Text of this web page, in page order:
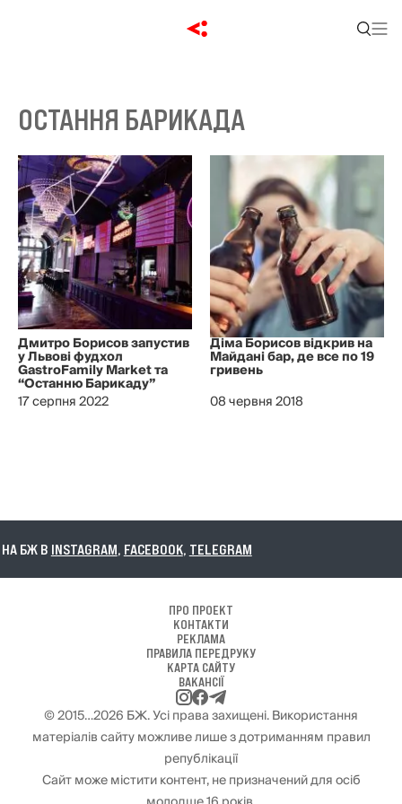
ОСТАННЯ БАРИКАДА
Дмитро Борисов запустив
у Львові фудхол
GastroFamily Market та
“Останню Барикаду”
17 серпня 2022
Діма Борисов відкрив на
Майдані бар, де все по 19
гривень
08 червня 2018
БЖ В INSTAGRAM,FACEBOOK,TELEGRAM
ПРО ПРОЕКТ
КОНТАКТИ
РЕКЛАМА
ПРАВИЛА ПЕРЕДРУКУ
КАРТА САЙТУ
ВАКАНСІЇ
© 2015…2026 БЖ. Усі права захищені. Використання
матеріалів сайту можливе лише з дотриманням правил
републікації
Сайт може містити контент, не призначений для осіб